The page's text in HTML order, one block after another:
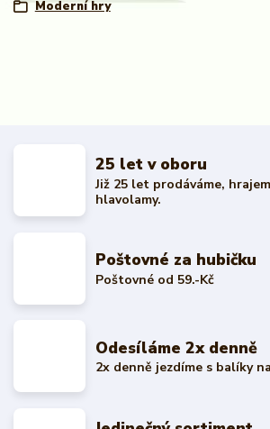
Moderní hry
25 let v oboru
Již 25 let prodáváme,
hlavolamy.
Poštovné za hubičku
Poštovné od 59.-Kč
Odesíláme 2x denně
2x denně jezdíme s balíky